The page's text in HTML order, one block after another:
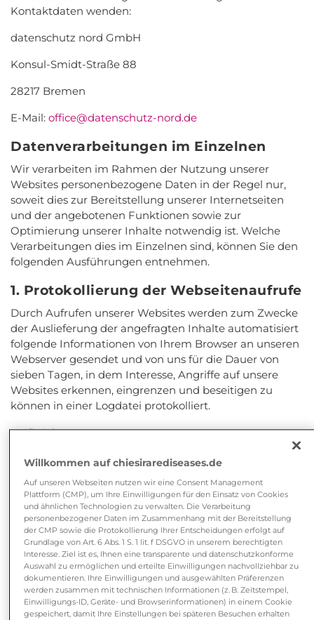
Kontaktdaten wenden:
datenschutz nord GmbH
Konsul-Smidt-Straße 88
28217 Bremen
E-Mail: office@datenschutz-nord.de
Datenverarbeitungen im Einzelnen
Wir verarbeiten im Rahmen der Nutzung unserer
Websites personenbezogene Daten in der Regel nur,
soweit dies zur Bereitstellung unserer Internetseiten
und der angebotenen Funktionen sowie zur
Optimierung unserer Inhalte notwendig ist. Welche
Verarbeitungen dies im Einzelnen sind, können Sie den
folgenden Ausführungen entnehmen.
1. Protokollierung der Webseitenaufrufe
Durch Aufrufen unserer Websites werden zum Zwecke
der Auslieferung der angefragten Inhalte automatisiert
folgende Informationen von Ihrem Browser an unseren
Webserver gesendet und von uns für die Dauer von
sieben Tagen, in dem Interesse, Angriffe auf unsere
Websites erkennen, eingrenzen und beseitigen zu
können in einer Logdatei protokolliert.
IP-Adresse
Anfrage (Methode, angefragte Datei,
Protokollversion)
Name der aufgerufenen Seite
Statuscode mit dem der Webserver geantwortet hat
(z.B. erfolgreich)
Übertragene Datenmenge
Browser-Typ und Version
Betriebssystem
Verwendetes Endgerät
Referrer-URL (die zuvor besuchte Seite)
Willkommen auf chiesirarediseases.de
Auf unseren Webseiten nutzen wir eine Consent Management
Plattform (CMP), um Ihre Einwilligungen für den Einsatz von Cookies
und ähnlichen Technologien zu verwalten. Die Verarbeitung
personenbezogener Daten im Zusammenhang mit der Bereitstellung
der CMP sowie die Protokollierung Ihrer Entscheidungen erfolgt auf
Grundlage von Art. 6 Abs. 1 S. 1 lit. f DSGVO in unserem berechtigten
Interesse. Ziel ist es, Ihnen eine transparente und datenschutzkonforme
Auswahl zu ermöglichen und erteilte Einwilligungen nachvollziehbar zu
dokumentieren. Ihre Einwilligungen und ausgewählten Präferenzen
werden zusammen mit technischen Informationen (z. B. Zeitstempel,
Einwilligungs-ID, Geräte- und Browserinformationen) in einem Cookie
gespeichert, damit Ihre Einstellungen bei späteren Besuchen erhalten